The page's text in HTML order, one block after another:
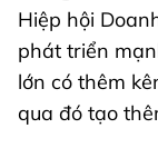
Hiệp hội
phát triển
lớn có thêm
qua đó tạo